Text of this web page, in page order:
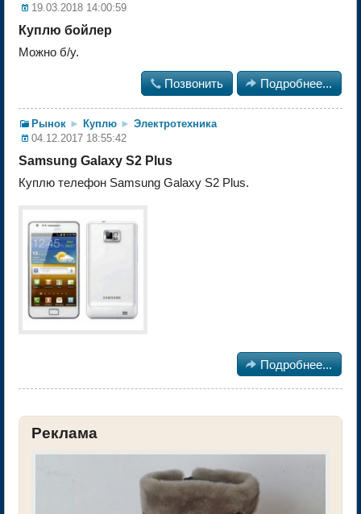
19.03.2018 14:00:59
Куплю бойлер
Можно б/у.
 Позвонить  Подробнее...
Рынок ► Куплю ► Электротехника
04.12.2017 18:55:42
Samsung Galaxy S2 Plus
Куплю телефон Samsung Galaxy S2 Plus.
 Подробнее...
Реклама